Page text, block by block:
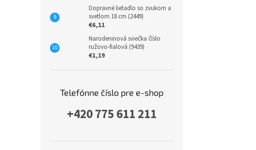
Dopravné lietadlo so zvukom a
svetlom 18 cm (2449)
€6,11
Narodeninová sviečka číslo
ružovo-fialová (9439)
€1,19
Telefónne číslo pre e-shop
+420 775 611 211